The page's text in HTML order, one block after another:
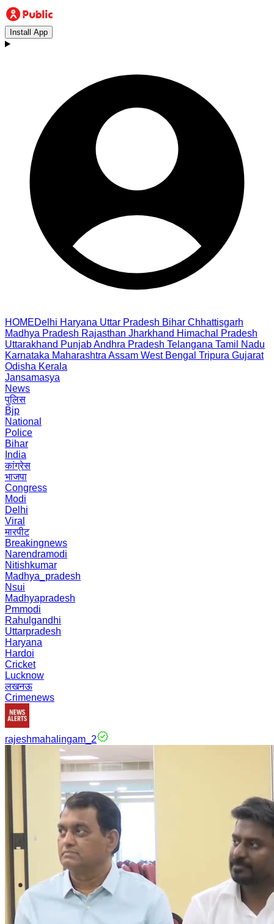
Install App
HOMEDelhi Haryana Uttar Pradesh Bihar Chhattisgarh
Madhya Pradesh Rajasthan Jharkhand Himachal Pradesh
Uttarakhand PunjabAndhra Pradesh Telangana Tamil Nadu
Karnataka Maharashtra Assam West Bengal Tripura Gujarat
Odisha Kerala
Jansamasya
News
पुलिस
Bjp
National
Police
Bihar
India
कांग्रेस
भाजपा
Congress
Modi
Delhi
Viral
मारपीट
Breakingnews
Narendramodi
Nitishkumar
Madhya_pradesh
Nsui
Madhyapradesh
Pmmodi
Rahulgandhi
Uttarpradesh
Haryana
Hardoi
Cricket
Lucknow
लखनऊ
Crimenews
rajeshmahalingam_2